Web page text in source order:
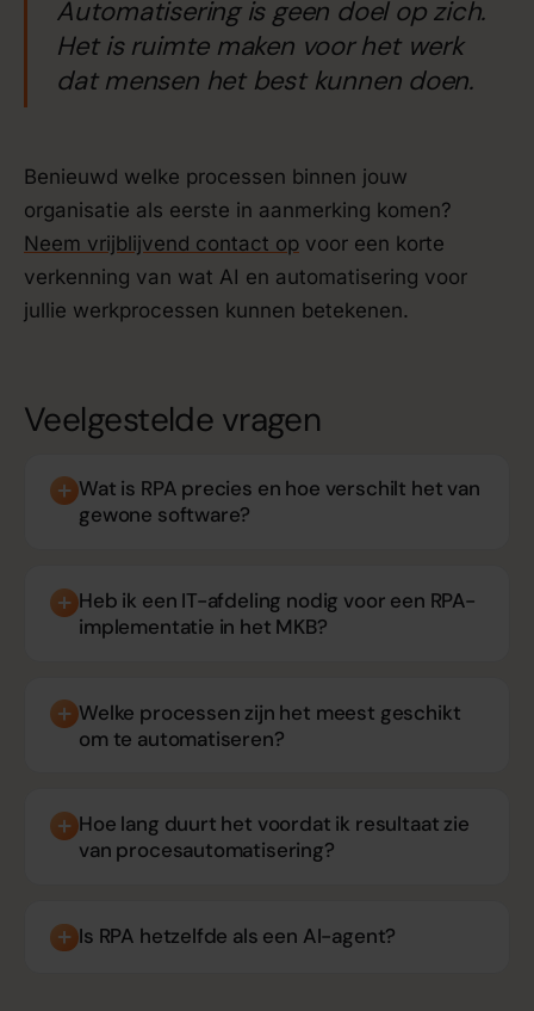
Automatisering is geen doel op zich.
Het is ruimte maken voor het werk
dat mensen het best kunnen doen.
Benieuwd welke processen binnen jouw
organisatie als eerste in aanmerking komen?
Neem vrijblijvend contact op voor een korte
verkenning van wat AI en automatisering voor
jullie werkprocessen kunnen betekenen.
Veelgestelde vragen
Wat is RPA precies en hoe verschilt het van
gewone software?
Heb ik een IT-afdeling nodig voor een RPA-
implementatie in het MKB?
Welke processen zijn het meest geschikt
om te automatiseren?
Hoe lang duurt het voordat ik resultaat zie
van procesautomatisering?
Is RPA hetzelfde als een AI-agent?